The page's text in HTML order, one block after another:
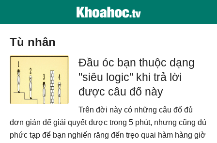
tù nhân
Đầu óc bạn thuộc dạng
"siêu logic" khi trả lời
được câu đố này
Trên đời này có những câu đố đủ
đơn giản để giải quyết được trong 5 phút, nhưng cũng đủ
phức tạp để bạn nghiến răng đến trẹo quai hàm hàng giờ